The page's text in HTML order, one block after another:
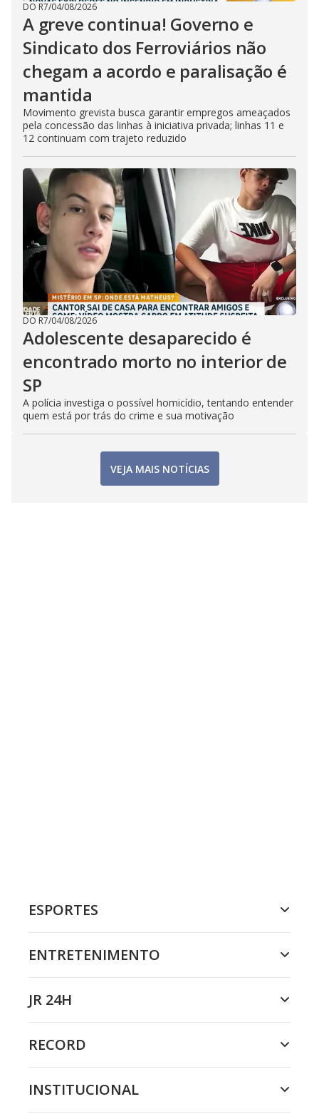
DO R7/04/08/2026
A greve continua! Governo e
Sindicato dos Ferroviários não
chegam a acordo e paralisação é
mantida
Movimento grevista busca garantir empregos ameaçados
pela concessão das linhas à iniciativa privada; linhas 11 e
12 continuam com trajeto reduzido
DO R7/04/08/2026
Adolescente desaparecido é
encontrado morto no interior de
SP
A polícia investiga o possível homicídio, tentando entender
quem está por trás do crime e sua motivação
VEJA MAIS NOTÍCIAS
ESPORTES
ENTRETENIMENTO
JR 24H
RECORD
INSTITUCIONAL